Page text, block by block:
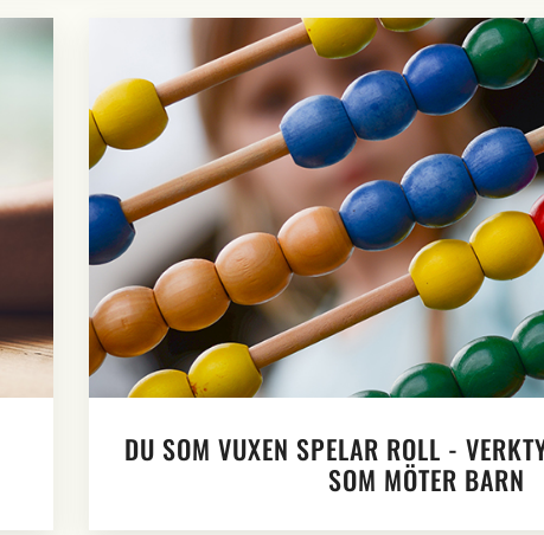
DU SOM VUXEN SPELAR ROLL -
SOM MÖTER BARN